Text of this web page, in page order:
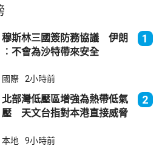
穆斯林三國簽防務協議 伊朗
︰不會為沙特帶來安全
1
國際 2小時前
北部灣低壓區增強為熱帶低氣
壓 天文台指對本港直接威脅
2
本地 9小時前